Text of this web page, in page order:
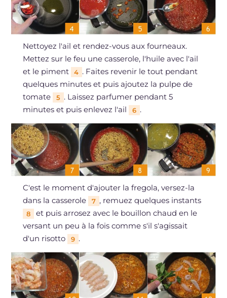
Nettoyez l'ail et rendez-vous aux fourneaux.
Mettez sur le feu une casserole, l'huile avec l'ail
et le piment
4 . Faites revenir le tout pendant
quelques minutes et puis ajoutez la pulpe de
tomate
5 . Laissez parfumer pendant 5
minutes et puis enlevez l'ail
6 .
C'est le moment d'ajouter la fregola, versez-la
dans la casserole
7 , remuez quelques instants
8
et puis arrosez avec le bouillon chaud en le
versant un peu à la fois comme s'il s'agissait
d'un risotto
9 .